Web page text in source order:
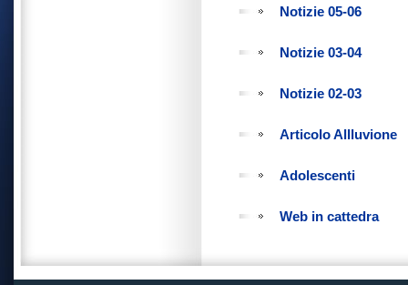
Notizie 05-06
Notizie 03-04
Notizie 02-03
Articolo Allluvione
Adolescenti
Web in cattedra